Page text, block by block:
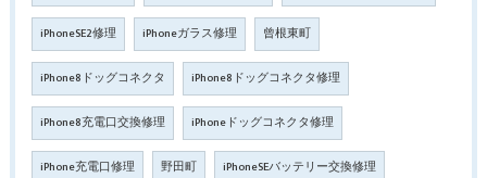
iPhoneSE2修理 iPhoneガラス修理 曾根東町
iPhone8ドッグコネクタ iPhone8ドッグコネクタ修理
iPhone8充電口交換修理 iPhoneドッグコネクタ修理
iPhone充電口修理 野田町 iPhoneSEバッテリー交換修理